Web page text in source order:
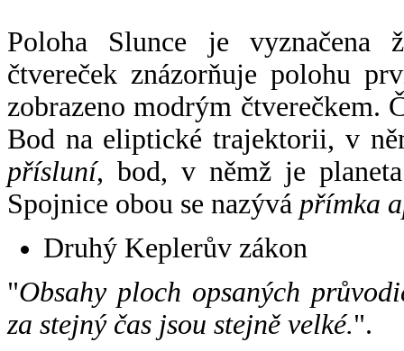
Poloha Slunce je vyznačena
čtvereček znázorňuje polohu
zobrazeno modrým čtverečkem.
Bod na eliptické trajektorii, v
přísluní, bod, v němž je
Spojnice obou se nazývá přímka
Druhý Keplerův zákon
"Obsahy ploch opsaných
za stejný čas jsou stejně velké.".